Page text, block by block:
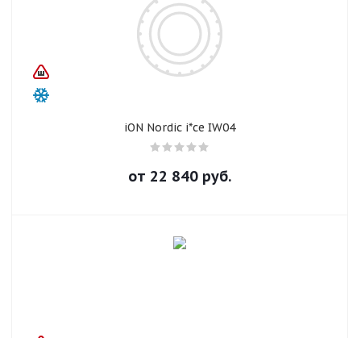
iON Nordic i*ce IW04
от 22 840 руб.